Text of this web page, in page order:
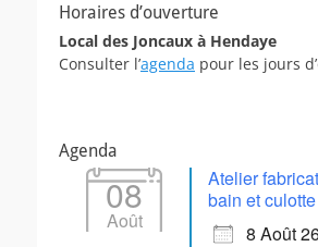
Horaires d’ouverture
Local des Joncaux à Hendaye
Consulter l’agenda pour les jours
Agenda
08
Août
Atelier
bain et
8 Août